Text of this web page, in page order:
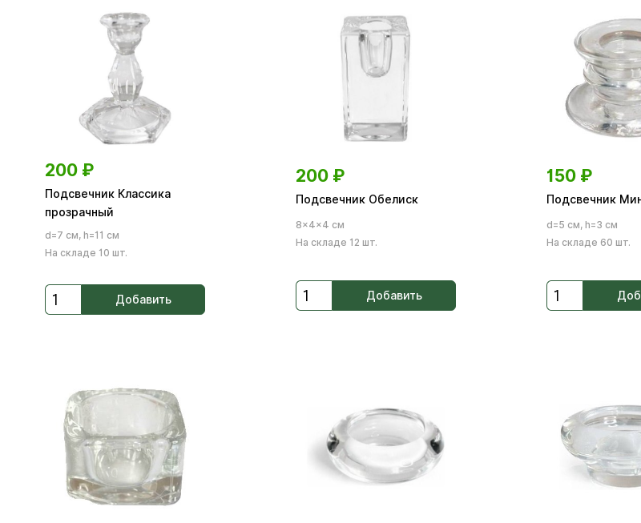
200 ₽
Подсвечник Классика
прозрачный
d=7 см, h=11 см
На складе 10 шт.
Добавить
200 ₽
Подсвечник Обелиск
8×4×4 см
На складе 12 шт.
Добавить
150 ₽
Подсвечник
d=5 см, h=3 см
На складе 60 шт.